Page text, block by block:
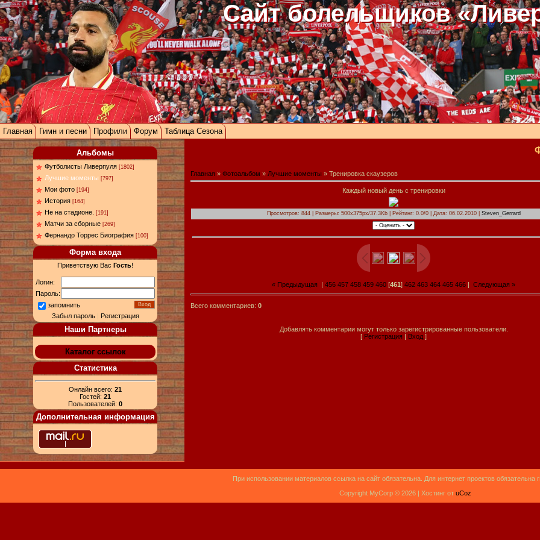
Сайт болельщиков
Главная Гимн и песни Профили Форум Таблица Сезона
Альбомы
Футболисты Ливерпуля [1802]
Лучшие моменты [797]
Мои фото [194]
История [164]
Не на стадионе. [191]
Матчи за сборные [269]
Фернандо Торрес Биография [100]
Форма входа
Приветствую Вас Гость!
Логин:
Пароль:
запомнить
Забыл пароль| Регистрация
Наши Партнеры
Каталог ссылок
Статистика
Онлайн всего: 21
Гостей: 21
Пользователей: 0
Дополнительная информация
Главная » Фотоальбом » Лучшие моменты » Тренировка скаузеров
Каждый новый день с тренировки
Просмотров: 844 | Размеры: 500x375px/37.3Kb | Рейтинг: 0.0/0 | Дата: 06.02.2010 | Steven_Gerrard
« Предыдущая 456 457 458 459 460 [461 ] 462 463 464 465 466 Следующая »
Всего комментариев: 0
Добавлять комментарии могут только зарегистрированные пользователи.
[ Регистрация | Вход ]
При использовании материалов ссылка на сайт обязательна. Для интернет проектов обязательна
Copyright MyCorp © 2026 | Хостинг от uCoz